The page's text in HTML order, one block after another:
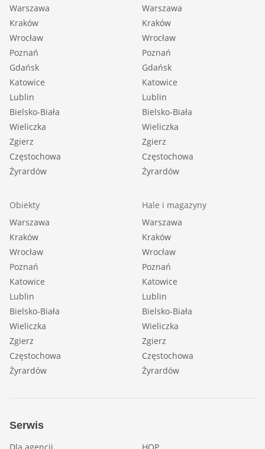
Warszawa
Kraków
Wrocław
Poznań
Gdańsk
Katowice
Lublin
Bielsko-Biała
Wieliczka
Zgierz
Częstochowa
Żyrardów
Warszawa
Kraków
Wrocław
Poznań
Gdańsk
Katowice
Lublin
Bielsko-Biała
Wieliczka
Zgierz
Częstochowa
Żyrardów
Obiekty
Warszawa
Kraków
Wrocław
Poznań
Katowice
Lublin
Bielsko-Biała
Wieliczka
Zgierz
Częstochowa
Żyrardów
Hale i magazyny
Warszawa
Kraków
Wrocław
Poznań
Katowice
Lublin
Bielsko-Biała
Wieliczka
Zgierz
Częstochowa
Żyrardów
Serwis